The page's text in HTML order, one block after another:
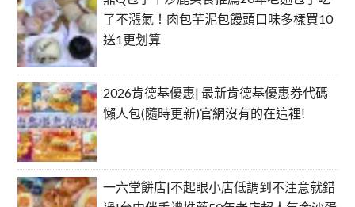
了不漲氣！肉包芋泥包饅頭口味多樣買10
送1更划算
2026肯德基優惠| 最新肯德基優惠券代碼
懶人包(隨時更新)官網沒有的在這裡!
一六堂餅店|不起眼小店低調到不注意就錯